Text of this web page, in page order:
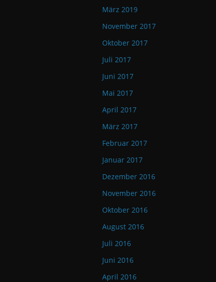
März 2019
November 2017
Oktober 2017
Juli 2017
Juni 2017
Mai 2017
April 2017
März 2017
Februar 2017
Januar 2017
Dezember 2016
November 2016
Oktober 2016
August 2016
Juli 2016
Juni 2016
April 2016